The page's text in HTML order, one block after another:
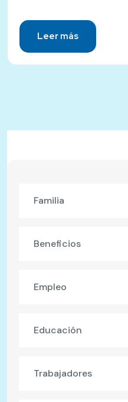
Leer más
Familia
Beneficios
Empleo
Educación
Trabajadores